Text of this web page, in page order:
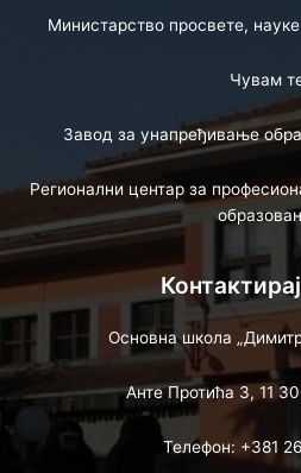
Министарство просвете,
Чувам
Завод за унапређивање
Регионални центар за
Основна школа
Анте Протића 3, 11
Телефон: +381